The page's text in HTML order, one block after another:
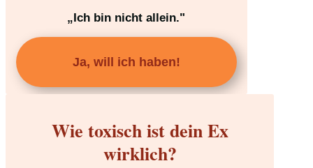
„Ich bin nicht allein."
Ja, will ich haben!
Wie toxisch ist dein Ex
wirklich?